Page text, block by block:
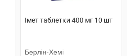
Імет таблетки 400 мг 10 шт
Берлін-Хемі